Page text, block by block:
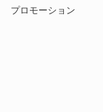
プロモーション